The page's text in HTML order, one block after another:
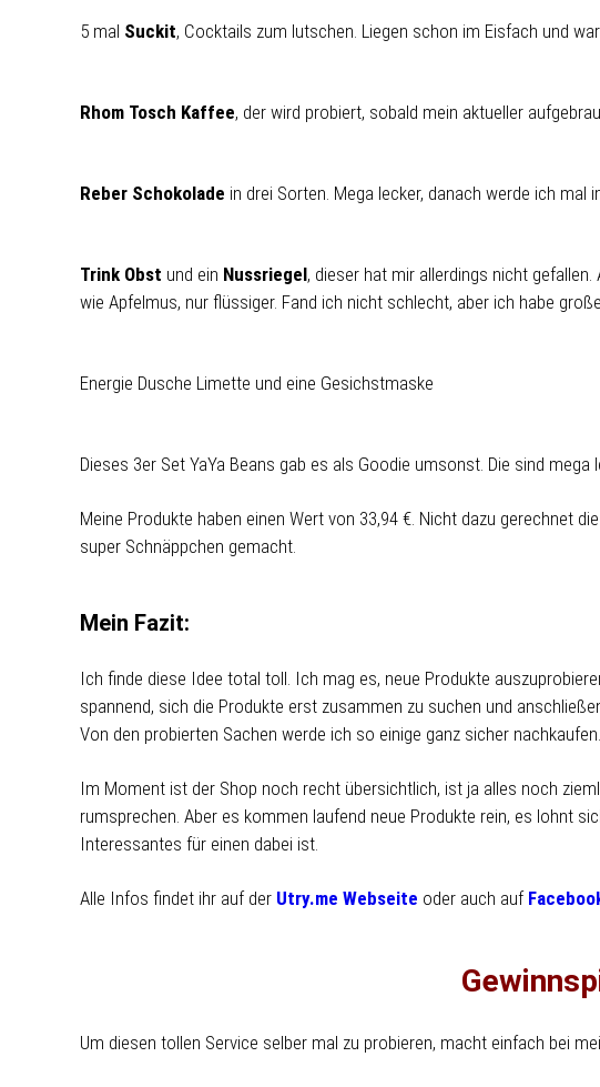
5 mal Suckit, Cocktails zum lutschen. Liegen schon im Eisfach und
Rhom Tosch Kaffee, der wird probiert, sobald mein aktueller
Reber Schokolade in drei Sorten. Mega lecker, danach werde ich mal
Trink Obst und ein Nussriegel, dieser hat mir allerdings nicht
wie Apfelmus, nur flüssiger. Fand ich nicht schlecht, aber ich habe
Energie Dusche Limette und eine Gesichstmaske
Dieses 3er Set YaYa Beans gab es als Goodie umsonst. Die sind
Meine Produkte haben einen Wert von 33,94 €. Nicht dazu gerechnet
super Schnäppchen gemacht.
Mein Fazit:
Ich finde diese Idee total toll. Ich mag es, neue Produkte
spannend, sich die Produkte erst zusammen zu suchen und
Von den probierten Sachen werde ich so einige ganz sicher nachkaufen.
Im Moment ist der Shop noch recht übersichtlich, ist ja alles noch
rumsprechen. Aber es kommen laufend neue Produkte rein, es lohnt
Interessantes für einen dabei ist.
Alle Infos findet ihr auf der Utry.me Webseite oder auch auf
Um diesen tollen Service selber mal zu probieren, macht einfach bei